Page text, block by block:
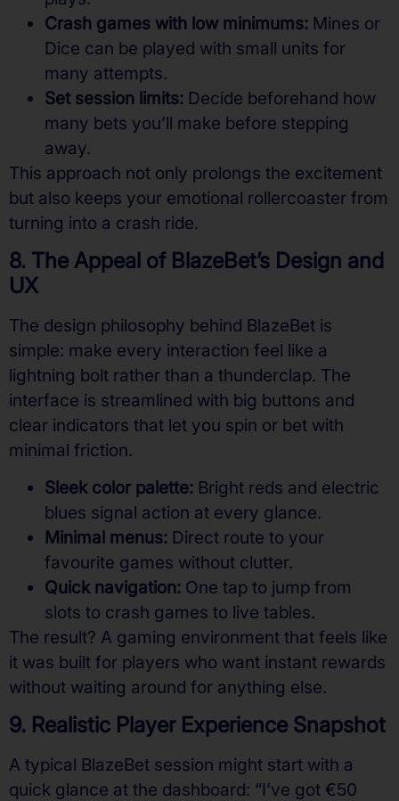
Crash games with low minimums: Mines or
Dice can be played with small units for
many attempts.
Set session limits: Decide beforehand how
many bets you’ll make before stepping
away.
This approach not only prolongs the excitement
but also keeps your emotional rollercoaster from
turning into a crash ride.
8. The Appeal of BlazeBet’s Design and
UX
The design philosophy behind BlazeBet is
simple: make every interaction feel like a
lightning bolt rather than a thunderclap. The
interface is streamlined with big buttons and
clear indicators that let you spin or bet with
minimal friction.
Sleek color palette: Bright reds and electric
blues signal action at every glance.
Minimal menus: Direct route to your
favourite games without clutter.
Quick navigation: One tap to jump from
slots to crash games to live tables.
The result? A gaming environment that feels like
it was built for players who want instant rewards
without waiting around for anything else.
9. Realistic Player Experience Snapshot
A typical BlazeBet session might start with a
quick glance at the dashboard: “I’ve got €50